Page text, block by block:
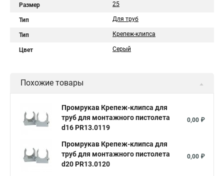
Размер 25
Тип Для труб
Тип Крепеж-клипса
Цвет Серый
Похожие товары
Промрукав Крепеж-клипса для
труб для монтажного пистолета
d16 PR13.0119
0,00 ₽
Промрукав Крепеж-клипса для
труб для монтажного пистолета
d20 PR13.0120
0,00 ₽